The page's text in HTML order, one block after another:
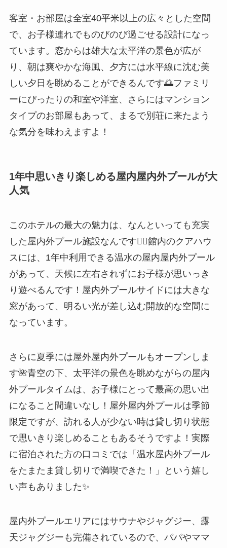
客室・お部屋は全室40平米以上の広々とした空間
で、お子様連れでものびのび過ごせる設計になっ
ています。窓からは雄大な太平洋の景色が広が
り、朝は爽やかな海風、夕方には水平線に沈む美
しい夕日を眺めることができるんです🌅ファミリ
ーにぴったりの和室や洋室、さらにはマンション
タイプのお部屋もあって、まるで別荘に来たよう
な気分を味わえますよ！
1年中思いきり楽しめる屋内屋内外プールが大
人気
このホテルの最大の魅力は、なんといっても充実
した屋内外プール施設なんです🏊‍♀️館内のクアハウ
スには、1年中利用できる温水の屋内屋内外プール
があって、天候に左右されずにお子様が思いっき
り遊べるんです！屋内外プールサイドには大きな
窓があって、明るい光が差し込む開放的な空間に
なっています。
さらに夏季には屋外屋内外プールもオープンしま
す🌺青空の下、太平洋の景色を眺めながらの屋内
外プールタイムは、お子様にとって最高の思い出
になること間違いなし！屋外屋内外プールは季節
限定ですが、訪れる人が少ない時は貸し切り状態
で思いきり楽しめることもあるそうですよ！実際
に宿泊された方の口コミでは「温水屋内外プール
をたまたま貸し切りで満喫できた！」という嬉し
い声もありました✨
屋内外プールエリアにはサウナやジャグジー、露
天ジャグジーも完備されているので、パパやママ